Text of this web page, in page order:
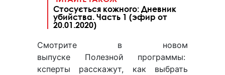
Стосується кожного: Дневник
убийства. Часть 1 (эфир от
20.01.2020)
Смотрите в новом
выпуске Полезной программы:
ксперты расскажут, как выбрать